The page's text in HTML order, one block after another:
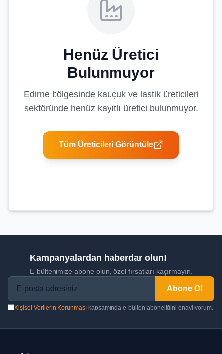
Henüz Üretici
Bulunmuyor
Edirnebölgesinde kauçuk ve lastik üreticileri
sektöründe henüz kayıtlı üretici bulunmuyor.
Tüm Üreticileri Görüntüle
Kampanyalardan haberdar olun!
E-bültenimize abone olun, özel fırsatları kaçırmayın.
Abone Ol
Kişisel Verilerin Korunması kapsamında e-bülten aboneliğini onaylıyorum.